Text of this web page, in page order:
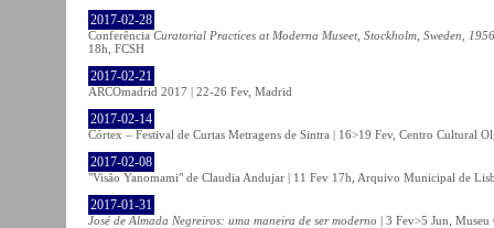
2017-02-28
Conferência Curatorial Practices at Moderna Museet, Stockholm, Sweden,
18h, FCSH
2017-02-21
ARCOmadrid 2017 | 22-26 Fev, Madrid
2017-02-14
Córtex – Festival de Curtas Metragens de Sintra | 16>19 Fev, Centro Cultural
2017-02-08
"Visão Yanomami" de Claudia Andujar | 11 Fev 17h, Arquivo Municipal de
2017-01-31
José de Almada Negreiros: uma maneira de ser moderno | 3 Fev>5 Jun,